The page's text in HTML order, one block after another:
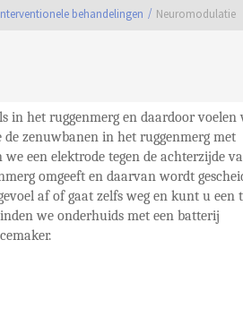
behandelingen Neuromodulatie
in het ruggenmerg en daardoor voelen
zenuwbanen in het ruggenmerg met
een elektrode tegen de achterzijde
omgeeft en daarvan wordt
af of gaat zelfs weg en kunt u een
we onderhuids met een batterij